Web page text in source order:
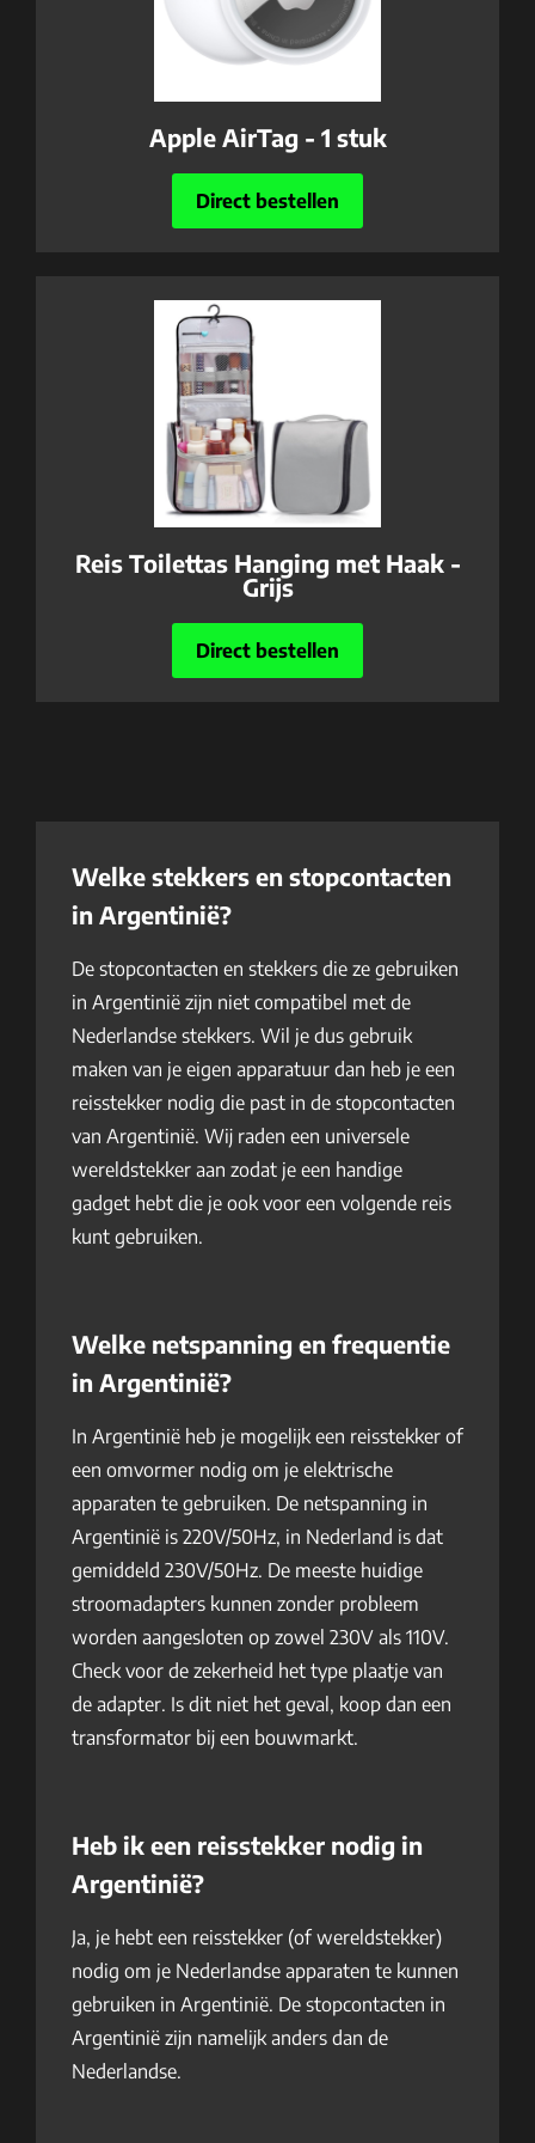
Apple AirTag - 1 stuk
Direct bestellen
Reis Toilettas Hanging met Haak -
Grijs
Direct bestellen
Welke stekkers en stopcontacten
in Argentinië?
De stopcontacten en stekkers die ze gebruiken
in Argentinië zijn niet compatibel met de
Nederlandse stekkers. Wil je dus gebruik
maken van je eigen apparatuur dan heb je een
reisstekker nodig die past in de stopcontacten
van Argentinië. Wij raden een universele
wereldstekker aan zodat je een handige
gadget hebt die je ook voor een volgende reis
kunt gebruiken.
Welke netspanning en frequentie
in Argentinië?
In Argentinië heb je mogelijk een reisstekker of
een omvormer nodig om je elektrische
apparaten te gebruiken. De netspanning in
Argentinië is 220V/50Hz, in Nederland is dat
gemiddeld 230V/50Hz. De meeste huidige
stroomadapters kunnen zonder probleem
worden aangesloten op zowel 230V als 110V.
Check voor de zekerheid het type plaatje van
de adapter. Is dit niet het geval, koop dan een
transformator bij een bouwmarkt.
Heb ik een reisstekker nodig in
Argentinië?
Ja, je hebt een reisstekker (of wereldstekker)
nodig om je Nederlandse apparaten te kunnen
gebruiken in Argentinië. De stopcontacten in
Argentinië zijn namelijk anders dan de
Nederlandse.